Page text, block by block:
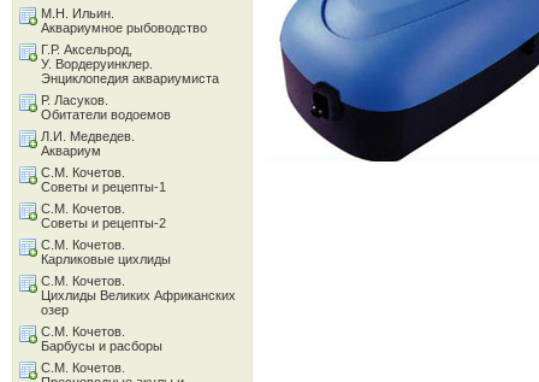
М.Н. Ильин.
Аквариумное рыбоводство
Г.Р. Аксельрод,
У. Вордеруинклер.
Энциклопедия аквариумиста
Р. Ласуков.
Обитатели водоемов
Л.И. Медведев.
Аквариум
С.М. Кочетов.
Советы и рецепты-1
С.М. Кочетов.
Советы и рецепты-2
С.М. Кочетов.
Карликовые цихлиды
С.М. Кочетов.
Цихлиды Великих Африканских
озер
С.М. Кочетов.
Барбусы и расборы
С.М. Кочетов.